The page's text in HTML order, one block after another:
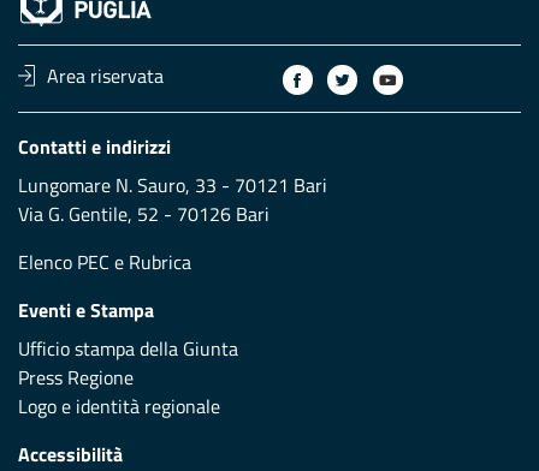
Area riservata
Contatti e indirizzi
Lungomare N. Sauro, 33 - 70121 Bari
Via G. Gentile, 52 - 70126 Bari
Elenco PEC e Rubrica
Eventi e Stampa
Ufficio stampa della Giunta
Press Regione
Logo e identità regionale
Accessibilità